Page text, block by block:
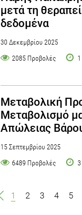
μετά τη
δεδομένα
30 Δεκεμβρίου 2025
2085 Προβολές
Μεταβολική
Μεταβολισμό
Απώλειας
15 Σεπτεμβρίου 2025
6489 Προβολές
3
1 2 3 4 5